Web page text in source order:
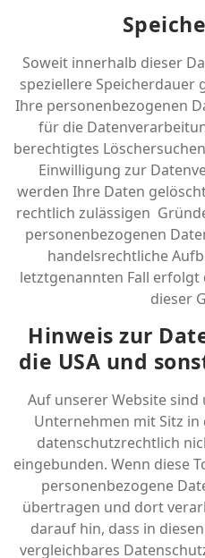
Soweit innerhalb dieser
speziellere Speicherdauer
Ihre personenbezogenen
für die
berechtigtes
Einwilligung zur
werden Ihre Daten
rechtlich zulässigen
personenbezogenen
handelsrechtliche
letztgenannten Fall erfolgt
dieser
Hinweis zur
die USA und
Auf unserer Website
Unternehmen mit Sitz in
datenschutzrechtlich
eingebunden. Wenn diese
personenbezogene
übertragen und dort
darauf hin, dass in
vergleichbares